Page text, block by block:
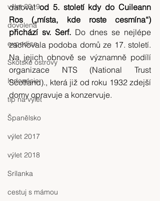
výlet 2019
dovolená
expedice
Skotské ostrovy
Indonésie
tip na výlet
Španělsko
výlet 2017
výlet 2018
Srílanka
cestuj s mámou
datovat od 5. století kdy do Cuileann
Ros („místa, kde roste cesmína“)
přichází sv. Serf. Do dnes se nejlépe
zachovala podoba domů ze 17. století.
Na jejich obnově se významně podílí
organizace NTS (National Trust
Scotland)., která již od roku 1932 zdejší
domy opravuje a konzervuje.